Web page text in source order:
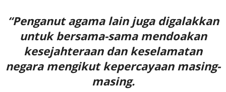
“Penganut agama lain juga digalakkan
untuk bersama-sama mendoakan
kesejahteraan dan keselamatan
negara mengikut kepercayaan masing-
masing.